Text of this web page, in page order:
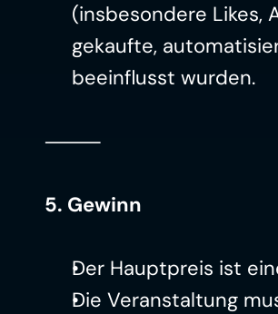
(insbesondere Likes,
gekaufte,
beeinflusst wurden.
⸻
5. Gewinn
Der Hauptpreis ist
Die Veranstaltung